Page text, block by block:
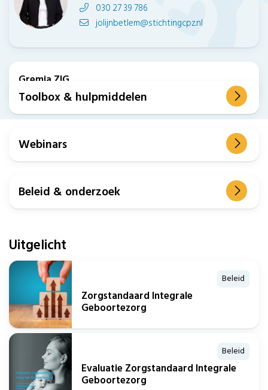
030 27 39 786
jolijnbetlem@stichtingcpz.nl
Gremia ZIG
Toolbox & hulpmiddelen
Webinars
Beleid & onderzoek
Uitgelicht
Beleid
Zorgstandaard Integrale
Geboortezorg
Beleid
Evaluatie Zorgstandaard Integrale
Geboortezorg